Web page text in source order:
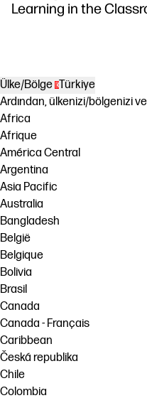
Learning in the
Ülke/Bölge
Türkiye
Ardından, ülkenizi/bölgenizi
Africa
Afrique
América Central
Argentina
Asia Pacific
Australia
Bangladesh
België
Belgique
Bolivia
Brasil
Canada
Canada - Français
Caribbean
Česká republika
Chile
Colombia